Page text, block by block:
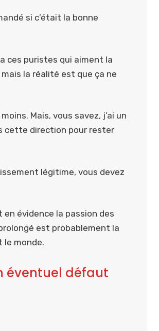
si c’était la bonne
ces puristes qui aiment la
la réalité est que ça ne
Mais, vous savez, j’ai un
cette direction pour rester
légitime, vous devez
en évidence la passion des
est probablement la
le monde.
éventuel défaut